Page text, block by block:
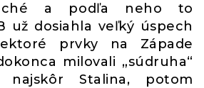
a podľa neho to
už dosiahla veľký úspech
prvky na Západe
milovali „súdruha“
najskôr Stalina, potom